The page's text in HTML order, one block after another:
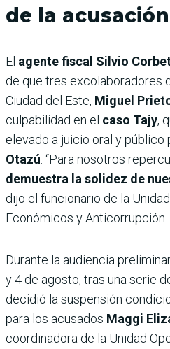
de la acusación
El agente fiscal Silvio
de que tres excolaboradores
Ciudad del Este, Miguel
culpabilidad en el caso Tajy,
elevado a juicio oral y público
Otazú . “Para nosotros
demuestra la solidez de
dijo el funcionario de la
Económicos y Anticorrupción.
Durante la audiencia
y 4 de agosto, tras una serie
decidió la suspensión
para los acusados Maggi
coordinadora de la Unidad